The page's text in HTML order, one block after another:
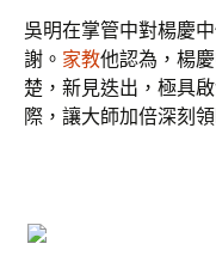
吳明在掌管中對楊慶
謝。 家教他認為，楊
楚，新見迭出，極具
際，讓大師加倍深刻